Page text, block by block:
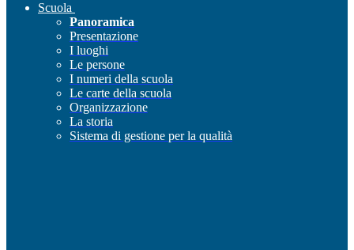
Scuola
Panoramica
Presentazione
I luoghi
Le persone
I numeri della scuola
Le carte della scuola
Organizzazione
La storia
Sistema di gestione per la qualità